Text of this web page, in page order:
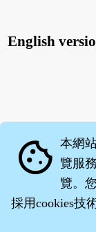
English
cookie 本網
覽服
覽。
採用cookies技